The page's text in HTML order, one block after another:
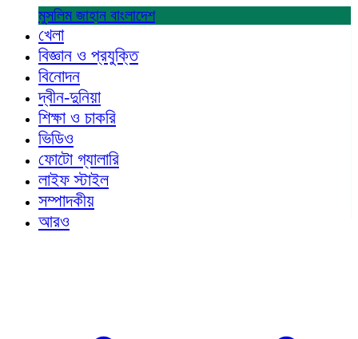
মুসলিম জাহান বাংলাদেশ
খেলা
বিজ্ঞান ও প্রযুক্তি
বিনোদন
দ্বীন-দুনিয়া
শিক্ষা ও চাকরি
ভিডিও
ফোটো গ্যালারি
লাইফ স্টাইল
সম্পাদকীয়
আরও